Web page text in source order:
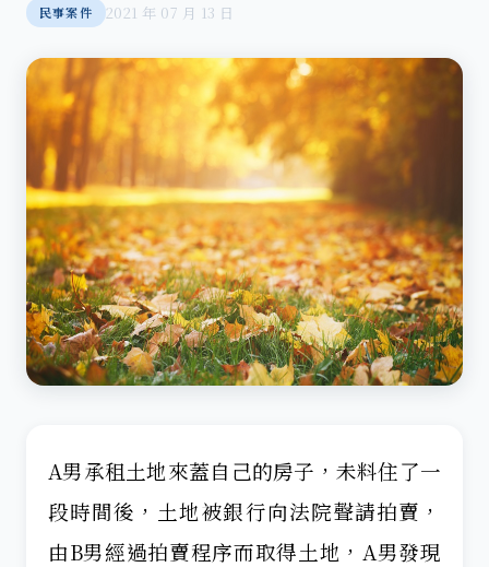
民事案件 2021 年 07 月 13 日
A男承租土地來蓋自己的房子，未料住了一
段時間後，土地被銀行向法院聲請拍賣，
由B男經過拍賣程序而取得土地，A男發現